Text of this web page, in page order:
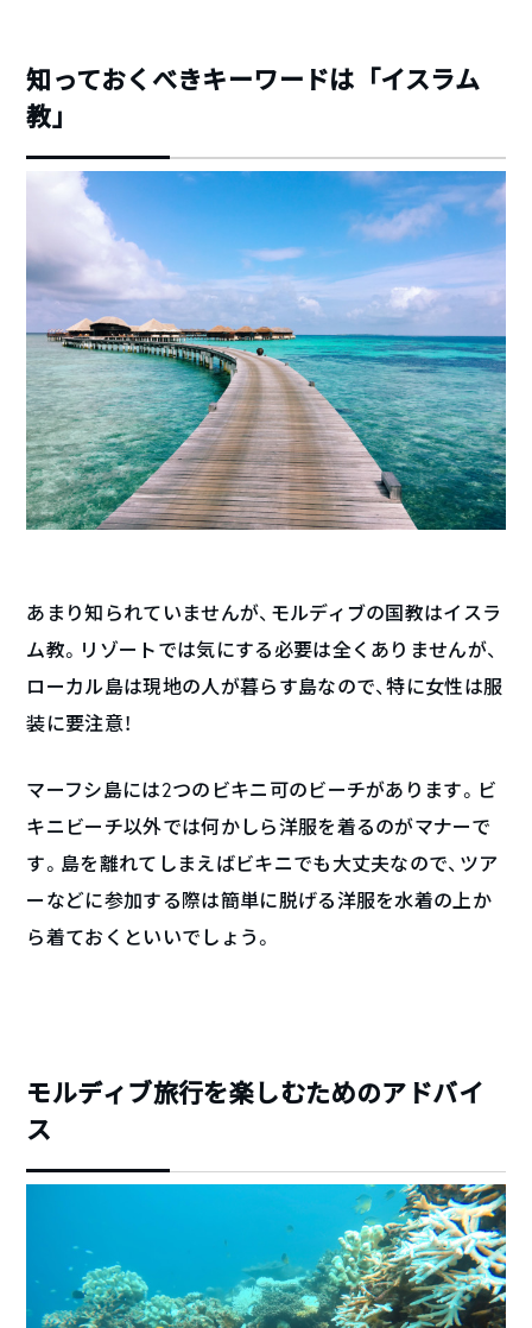
知っておくべきキーワードは「イスラム
教」
あまり知られていませんが、モルディブの国教はイスラ
ム教。リゾートでは気にする必要は全くありませんが、
ローカル島は現地の人が暮らす島なので、特に女性は服
装に要注意！
マーフシ島には2つのビキニ可のビーチがあります。ビ
キニビーチ以外では何かしら洋服を着るのがマナーで
す。島を離れてしまえばビキニでも大丈夫なので、ツア
ーなどに参加する際は簡単に脱げる洋服を水着の上か
ら着ておくといいでしょう。
モルディブ旅行を楽しむためのアドバイ
ス